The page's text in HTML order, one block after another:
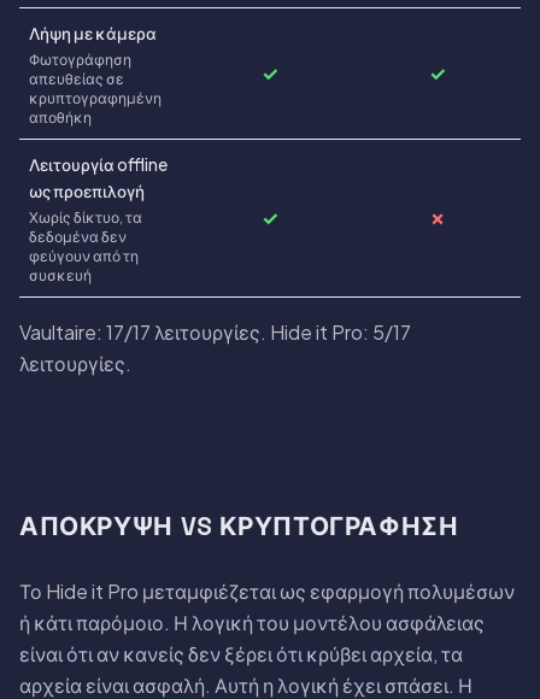
Λήψη με κάμερα
Φωτογράφηση
απευθείας σε
κρυπτογραφημένη
αποθήκη
✓ ✓
Λειτουργία offline
ως προεπιλογή
Χωρίς δίκτυο, τα
δεδομένα δεν
φεύγουν από τη
συσκευή
✓ ✗
Vaultaire: 17/17 λειτουργίες. Hide it Pro: 5/17
λειτουργίες.
ΑΠΌΚΡΥΨΗ VS ΚΡΥΠΤΟΓΡΆΦΗΣΗ
Το Hide it Pro μεταμφιέζεται ως εφαρμογή πολυμέσων
ή κάτι παρόμοιο. Η λογική του μοντέλου ασφάλειας
είναι ότι αν κανείς δεν ξέρει ότι κρύβει αρχεία, τα
αρχεία είναι ασφαλή. Αυτή η λογική έχει σπάσει. Η